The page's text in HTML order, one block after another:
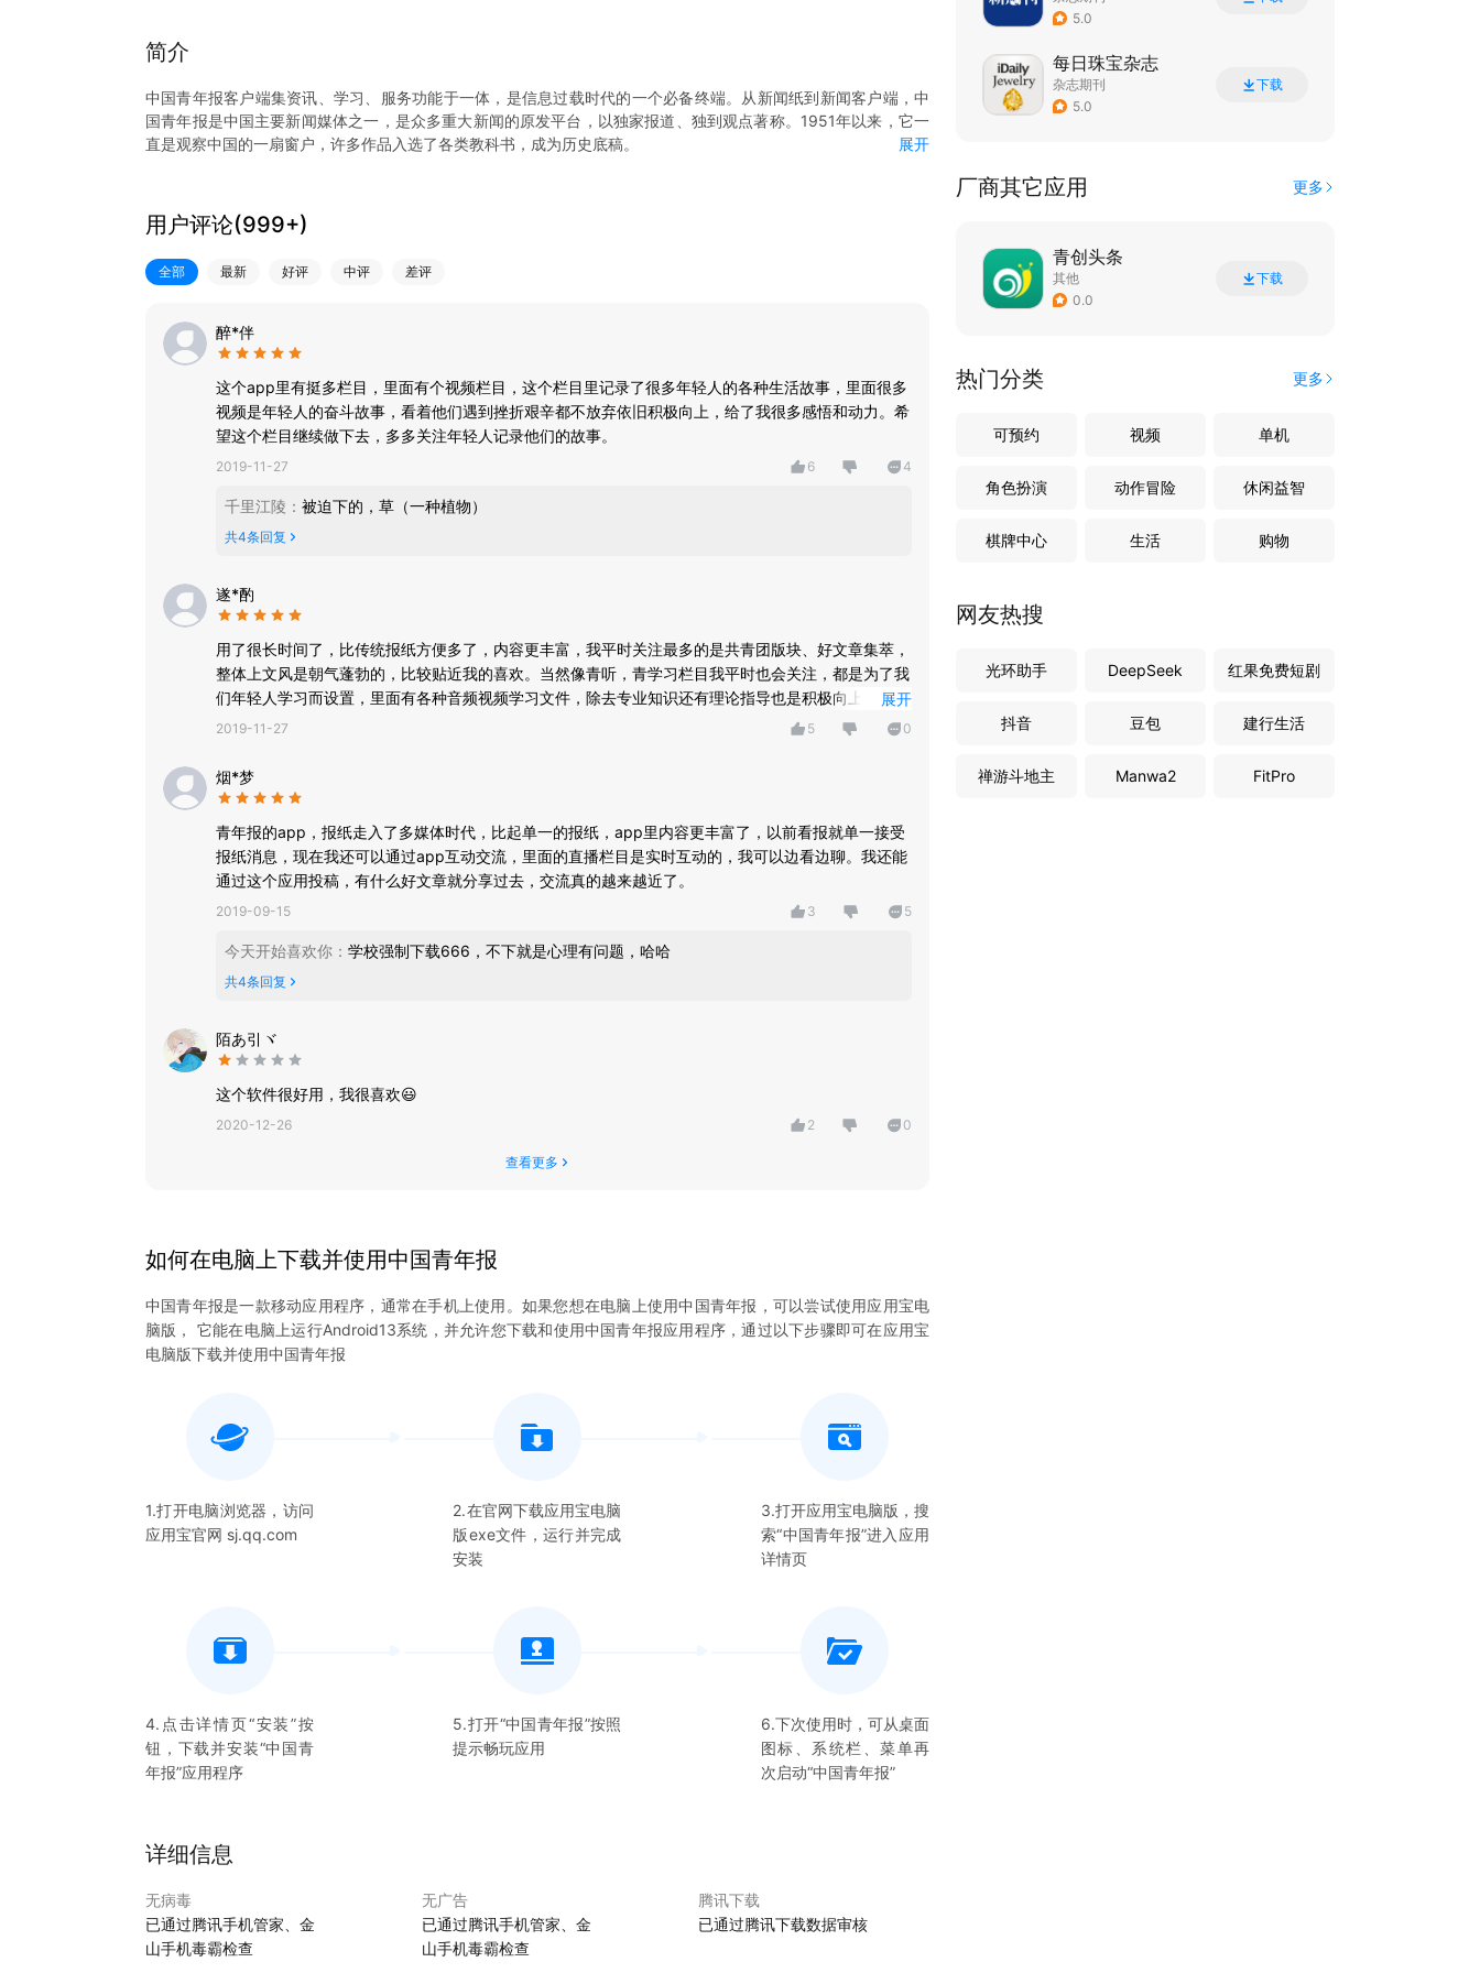
简介
中国青年报客户端集资讯、学习、服务功能于一体，是信息过载时代的一个必备终端。从新闻纸到新闻客户端，中
国青年报是中国主要新闻媒体之一，是众多重大新闻的原发平台，以独家报道、独到观点著称。1951年以来，它一
直是观察中国的一扇窗户，许多作品入选了各类教科书，成为历史底稿。
2、视频化：聚合“青蜂侠”短视频、“我看见”长视频、“中青抖音”小视频等头部视频品牌，新闻报道全面视频化，并向
“中青号”用户提供视频制作工具，产出批量UGC视频内容。
3、服务化：“团团微就业——共青团服务青年就业平台”，由团中央支持，将以各项“共青团认证”，帮助大学毕业生
提高就业竞争力。“青年大学习”是共青团最具知名度的政治理论学习平台。客户端还为青年提供婚恋、考试、义诊等
4、互动化：客户端设置中青号模块，邀请校园媒体、招聘企业、团组织等机构和个人入驻，共建业务交往和心灵交
流的园地。客户端具有征集、评选、排行、记分等功能，支持各种线上互动活动。
展开
用户评论(999+)
全部 最新 好评 中评 差评
醉*伴
这个app里有挺多栏目，里面有个视频栏目，这个栏目里记录了很多年轻人的各种生活故事，里面很多
视频是年轻人的奋斗故事，看着他们遇到挫折艰辛都不放弃依旧积极向上，给了我很多感悟和动力。希
望这个栏目继续做下去，多多关注年轻人记录他们的故事。
2019-11-27 6 4
千里江陵 ： 被迫下的，草（一种植物）
共4条回复
遂*酌
用了很长时间了，比传统报纸方便多了，内容更丰富，我平时关注最多的是共青团版块、好文章集萃，
整体上文风是朝气蓬勃的，比较贴近我的喜欢。当然像青听，青学习栏目我平时也会关注，都是为了我
们年轻人学习而设置，里面有各种音频视频学习文件，除去专业知识还有理论指导也是积极向上的，起
到了很好的引导作用。
展开
2019-11-27 5 0
烟*梦
青年报的app，报纸走入了多媒体时代，比起单一的报纸，app里内容更丰富了，以前看报就单一接受
报纸消息，现在我还可以通过app互动交流，里面的直播栏目是实时互动的，我可以边看边聊。我还能
通过这个应用投稿，有什么好文章就分享过去，交流真的越来越近了。
2019-09-15 3 5
今天开始喜欢你 ： 学校强制下载666，不下就是心理有问题，哈哈
共4条回复
陌あ引ヾ
这个软件很好用，我很喜欢😃
2020-12-26 2 0
查看更多
如何在电脑上下载并使用中国青年报
中国青年报是一款移动应用程序，通常在手机上使用。如果您想在电脑上使用中国青年报 ，可以尝试使用应用宝电
脑版， 它能在电脑上运行Android13系统，并允许您下载和使用中国青年报应用程序，通过以下步骤即可在应用宝
电脑版下载并使用中国青年报
1.打开电脑浏览器，访问
应用宝官网 sj.qq.com
2.在官网下载应用宝电脑
版exe文件，运行并完成
安装
3.打开应用宝电脑版，搜
索“中国青年报”进入应用
详情页
4.点击详情页“安装”按
钮，下载并安装“中国青
年报”应用程序
5.打开“中国青年报”按照
提示畅玩应用
6.下次使用时，可从桌面
图标、系统栏、菜单再
次启动“中国青年报”
详细信息
无病毒
已通过腾讯手机管家、金
山手机毒霸检查
无广告
已通过腾讯手机管家、金
山手机毒霸检查
腾讯下载
已通过腾讯下载数据审核
5.0
每日珠宝杂志
杂志期刊
5.0
下载
厂商其它应用 更多
青创头条
其他
0.0
下载
热门分类 更多
可预约 视频 单机
角色扮演 动作冒险 休闲益智
棋牌中心 生活 购物
网友热搜
光环助手 DeepSeek 红果免费短剧
抖音 豆包 建行生活
禅游斗地主 Manwa2 FitPro